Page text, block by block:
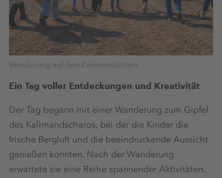
Wanderung auf den Kalimandscharo
Ein Tag voller Entdeckungen und Kreativität
Der Tag begann mit einer Wanderung zum Gipfel
des Kalimandscharos, bei der die Kinder die
frische Bergluft und die beeindruckende Aussicht
genießen konnten. Nach der Wanderung
erwartete sie eine Reihe spannender Aktivitäten.